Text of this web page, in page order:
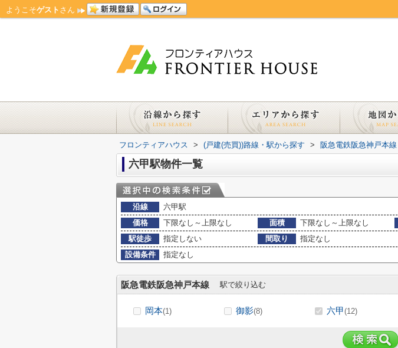
ようこそゲスト さん
フロンティアハウス > (戸建(売買))路線・駅から探す > 阪急電鉄阪急神戸本線
六甲駅物件一覧
沿線
六甲駅
価格
下限なし～上限なし 面積 下限なし～上限なし
駅徒歩
指定しない 間取り
指定なし
設備条件
指定なし
阪急電鉄阪急神戸本線 駅で絞り込む
岡本(1) 御影(8) 六甲(12)